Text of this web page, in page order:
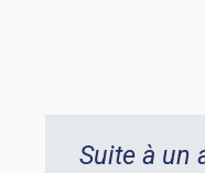
Suite à un